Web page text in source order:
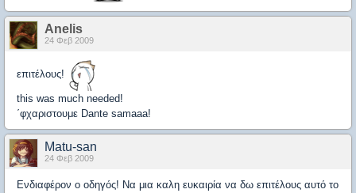
Anelis
24 Φεβ 2009
επιτέλους!
this was much needed!
΄φχαριστουμε Dante samaaa!
Matu-san
24 Φεβ 2009
Ενδιαφέρον ο οδηγός! Να μια καλη ευκαιρία να δω επιτέλους αυτό το